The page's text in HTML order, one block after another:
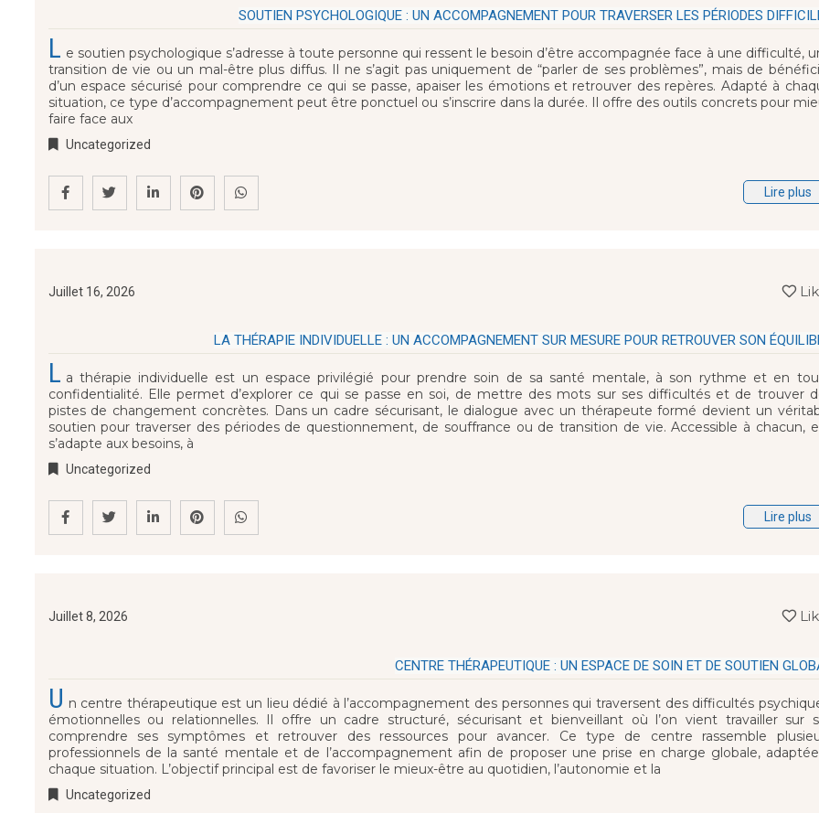
SOUTIEN PSYCHOLOGIQUE : UN ACCOMPAGNEMENT POUR TRAVERSER LES PÉRIODES
L e soutien psychologique s’adresse à toute personne qui ressent le besoin d’être accompagnée face à une difficulté,
transition de vie ou un mal-être plus diffus. Il ne s’agit pas uniquement de “parler de ses problèmes”, mais de
d’un espace sécurisé pour comprendre ce qui se passe, apaiser les émotions et retrouver des repères. Adapté à
situation, ce type d’accompagnement peut être ponctuel ou s’inscrire dans la durée. Il offre des outils concrets pour
faire face aux
Uncategorized
Lire plus
Juillet 16, 2026
LA THÉRAPIE INDIVIDUELLE : UN ACCOMPAGNEMENT SUR MESURE POUR RETROUVER SON
L a thérapie individuelle est un espace privilégié pour prendre soin de sa santé mentale, à son rythme et en
confidentialité. Elle permet d’explorer ce qui se passe en soi, de mettre des mots sur ses difficultés et de trouver
pistes de changement concrètes. Dans un cadre sécurisant, le dialogue avec un thérapeute formé devient un
soutien pour traverser des périodes de questionnement, de souffrance ou de transition de vie. Accessible à chacun,
s’adapte aux besoins, à
Uncategorized
Lire plus
Juillet 8, 2026
CENTRE THÉRAPEUTIQUE : UN ESPACE DE SOIN ET DE SOUTIEN
U n centre thérapeutique est un lieu dédié à l’accompagnement des personnes qui traversent des difficultés
émotionnelles ou relationnelles. Il offre un cadre structuré, sécurisant et bienveillant où l’on vient travailler sur
comprendre ses symptômes et retrouver des ressources pour avancer. Ce type de centre rassemble
professionnels de la santé mentale et de l’accompagnement afin de proposer une prise en charge globale,
chaque situation. L’objectif principal est de favoriser le mieux-être au quotidien, l’autonomie et la
Uncategorized